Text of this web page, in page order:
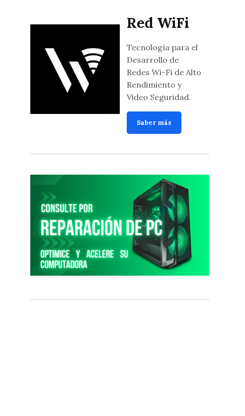
Red WiFi
Tecnología para el
Desarrollo de
Redes Wi-Fi de Alto
Rendimiento y
Video Seguridad.
Saber más